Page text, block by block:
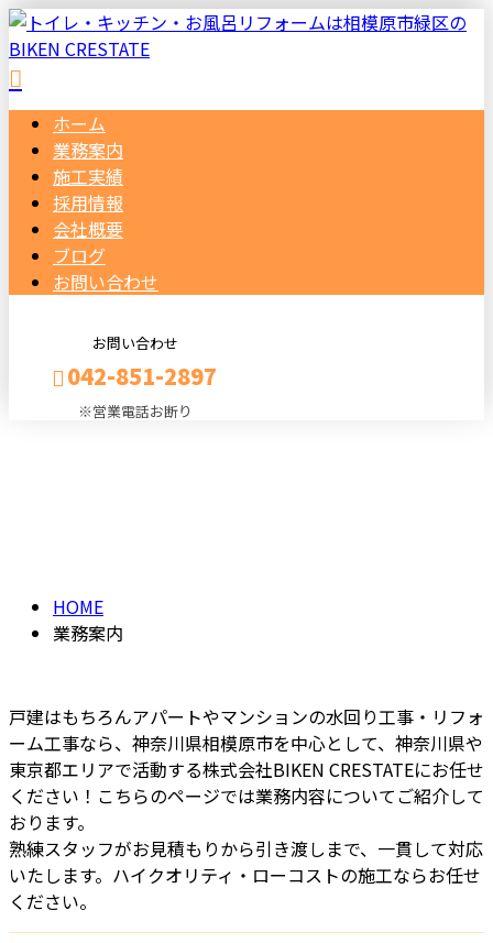
ホーム
業務案内
施工実績
採用情報
会社概要
ブログ
お問い合わせ
お問い合わせ
042-851-2897
※営業電話お断り
HOME
業務案内
戸建はもちろんアパートやマンションの水回り工事・リフォ
ーム工事なら、神奈川県相模原市を中心として、神奈川県や
東京都エリアで活動する株式会社BIKEN CRESTATEにお任せ
ください！こちらのページでは業務内容についてご紹介して
おります。
熟練スタッフがお見積もりから引き渡しまで、一貫して対応
いたします。ハイクオリティ・ローコストの施工ならお任せ
ください。